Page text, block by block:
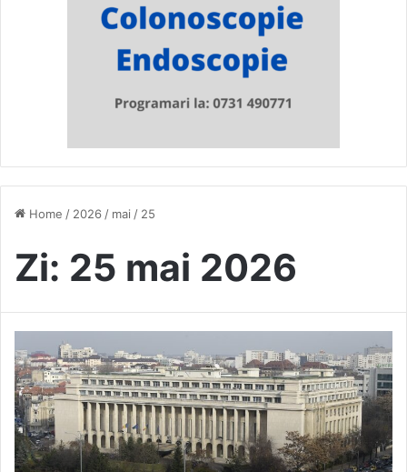
Home / 2026 / mai / 25
Zi: 25 mai 2026